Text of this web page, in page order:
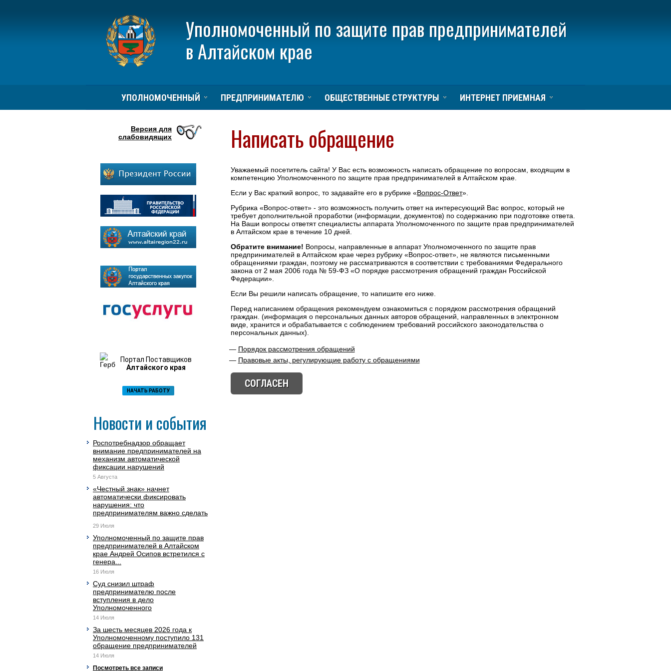
Уполномоченный по защите прав предпринимателей
в Алтайском крае
УПОЛНОМОЧЕННЫЙ ПРЕДПРИНИМАТЕЛЮ ОБЩЕСТВЕННЫЕ СТРУКТУРЫ ИНТЕРНЕТ ПРИЕМНАЯ
Версия для
слабовидящих
Портал Поставщиков
Алтайского края
НАЧАТЬ РАБОТУ
Новости и события
Роспотребнадзор обращает
внимание предпринимателей на
механизм автоматической
фиксации нарушений
5 Августа
«Честный знак» начнет
автоматически фиксировать
нарушения: что
предпринимателям важно сделать
29 Июля
Уполномоченный по защите прав
предпринимателей в Алтайском
крае Андрей Осипов встретился с
генера...
16 Июля
Суд снизил штраф
предпринимателю после
вступления в дело
Уполномоченного
14 Июля
За шесть месяцев 2026 года к
Уполномоченному поступило 131
обращение предпринимателей
14 Июля
Посмотреть все записи
Написать обращение
Уважаемый посетитель сайта! У Вас есть возможность написать обращение по вопросам, входящим в
компетенцию Уполномоченного по защите прав предпринимателей в Алтайском крае.
Если у Вас краткий вопрос, то задавайте его в рубрике «Вопрос-Ответ».
Рубрика «Вопрос-ответ» - это возможность получить ответ на интересующий Вас вопрос, который не
требует дополнительной проработки (информации, документов) по содержанию при подготовке ответа.
На Ваши вопросы ответят специалисты аппарата Уполномоченного по защите прав предпринимателей
в Алтайском крае в течение 10 дней.
Обратите внимание! Вопросы, направленные в аппарат Уполномоченного по защите прав
предпринимателей в Алтайском крае через рубрику «Вопрос-ответ», не являются письменными
обращениями граждан, поэтому не рассматриваются в соответствии с требованиями Федерального
закона от 2 мая 2006 года № 59-ФЗ «О порядке рассмотрения обращений граждан Российской
Федерации».
Если Вы решили написать обращение, то напишите его ниже.
Перед написанием обращения рекомендуем ознакомиться с порядком рассмотрения обращений
граждан. (информация о персональных данных авторов обращений, направленных в электронном
виде, хранится и обрабатывается с соблюдением требований российского законодательства о
персональных данных).
Порядок рассмотрения обращений
Правовые акты, регулирующие работу с обращениями